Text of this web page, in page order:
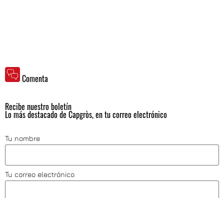
Comenta
Recibe nuestro boletín
Lo más destacado de Capgròs, en tu correo electrónico
Tu nombre
Tu correo electrónico